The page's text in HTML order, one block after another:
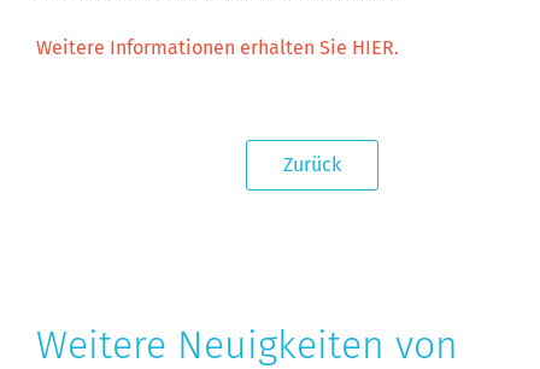
Weitere Informationen erhalten Sie HIER.
Zurück
Weitere Neuigkeiten von